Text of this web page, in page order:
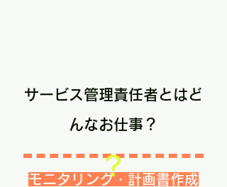
サービス管理責任者とはど
んなお仕事？
モニタリング・計画書作成
？